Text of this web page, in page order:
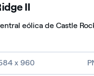
II
eólica de Castle
de la imagen y tipo
x 960